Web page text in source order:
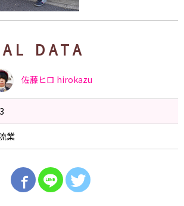
DATA
佐藤ヒロ hirokazu
業